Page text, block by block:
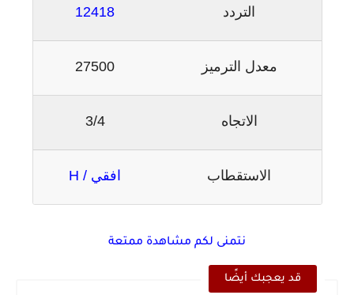
التردد 12418
معدل الترميز 27500
الاتجاه 3/4
الاستقطاب افقي / H
نتمنى لكم مشاهدة ممتعة
قد يعجبك أيضًا